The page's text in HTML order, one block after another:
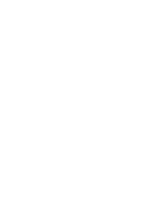
e resto d’Europa,
Ceca
dell’azienda:
partita IVA:
e le condizioni
Servizi. Vi sono